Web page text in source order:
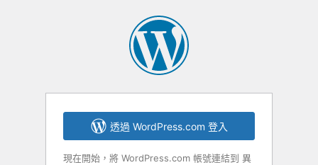
透過 WordPress.com 登入
現在開始，將 WordPress.com 帳號連結到 異